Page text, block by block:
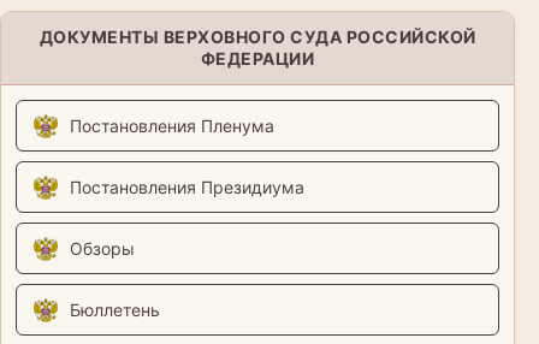
ДОКУМЕНТЫ ВЕРХОВНОГО СУДА РОССИЙСКОЙ
ФЕДЕРАЦИИ
Постановления Пленума
Постановления Президиума
Обзоры
Бюллетень